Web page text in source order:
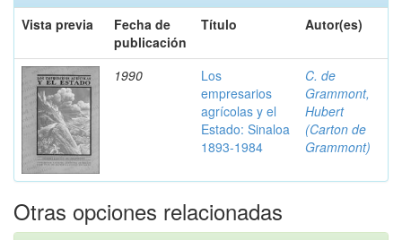
Vista previa
Fecha de
publicación
Título Autor(es)
1990
Los
empresarios
agrícolas y el
Estado: Sinaloa
1893-1984
C. de
Grammont,
Hubert
(Carton de
Grammont)
Otras opciones relacionadas